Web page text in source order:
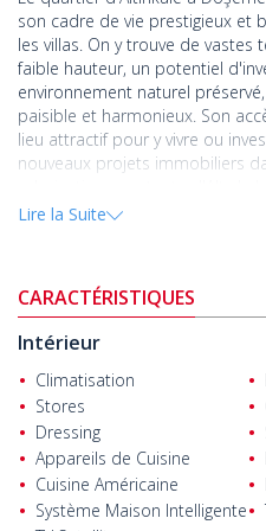
son cadre de vie prestigieux et
les villas. On y trouve de vastes
faible hauteur, un potentiel
environnement naturel
paisible et harmonieux. Son
lieu attractif pour y vivre ou
nouveaux projets immobiliers
d'investissement.
Chaque villa comprend une
voitures, un jardin privatif de
ensoleillée de 20 m².
Les villas disposent d'un séjour
chambres (dont 2 avec salle de
bains au total, d'un dressing,
Les prestations de série
naturel, une chaudière à
réversible dans le séjour, la
Lire la Suite
CARACTÉRISTIQUES
Intérieur
Climatisation
Stores
Dressing
Appareils de Cuisine
Cuisine Américaine
Système Maison Intelligente